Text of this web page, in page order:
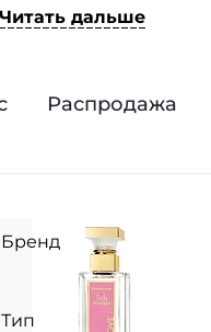
отображаются в ее
Читать дальше
Распродажа
Бренд
Тип